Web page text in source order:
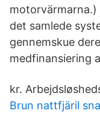
det samlede
gennemskue
medfinansiering
kr.
Brun nattfjäril